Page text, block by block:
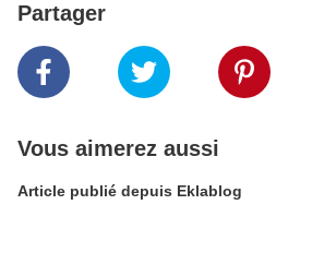
Partager
Vous aimerez aussi
Article publié depuis Eklablog